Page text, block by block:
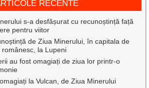
RECENTE
s-a desfășurat cu recunoștință față
pentru viitor
de Ziua Minerului, în capitala de
la Lupeni
au fost omagiați de ziua lor printr-o
la Vulcan, de Ziua Minerului